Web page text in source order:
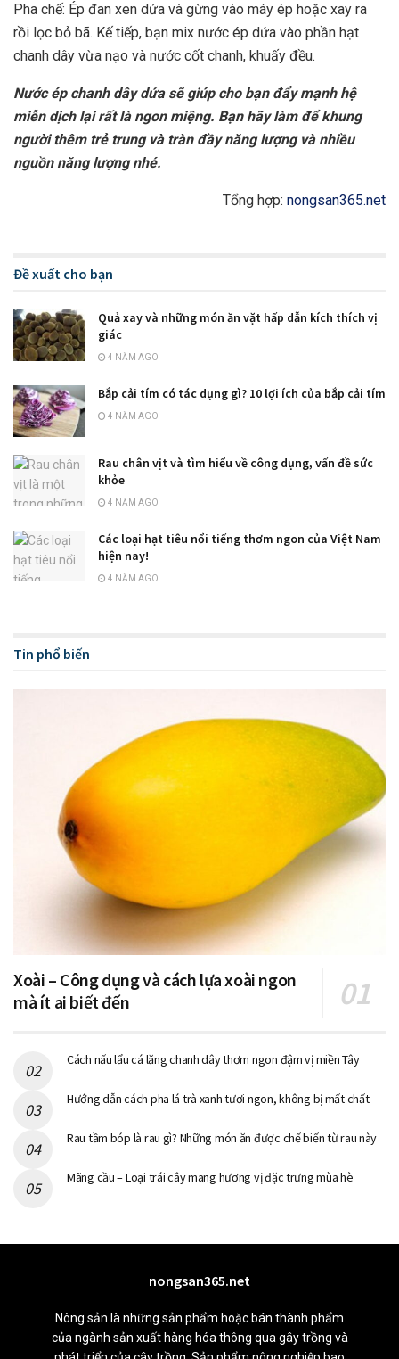
Pha chế: Ép đan xen dứa và gừng vào máy ép hoặc xay ra
rồi lọc bỏ bã. Kế tiếp, bạn mix nước ép dứa vào phần hạt
chanh dây vừa nạo và nước cốt chanh, khuấy đều.
Nước ép chanh dây dứa sẽ giúp cho bạn đẩy mạnh hệ
miễn dịch lại rất là ngon miệng. Bạn hãy làm để khung
người thêm trẻ trung và tràn đầy năng lượng và nhiều
nguồn năng lượng nhé.
Tổng hợp: nongsan365.net
Đề xuất cho bạn
Quả xay và những món ăn vặt hấp dẫn kích thích vị
giác
4 NĂM AGO
Bắp cải tím có tác dụng gì? 10 lợi ích của bắp cải tím
4 NĂM AGO
Rau chân vịt và tìm hiểu về công dụng, vấn đề sức
khỏe
4 NĂM AGO
Các loại hạt tiêu nổi tiếng thơm ngon của Việt Nam
hiện nay!
4 NĂM AGO
Tin phổ biến
Xoài – Công dụng và cách lựa xoài ngon
mà ít ai biết đến
Cách nấu lẩu cá lăng chanh dây thơm ngon đậm vị miền Tây
Hướng dẫn cách pha lá trà xanh tươi ngon, không bị mất chất
Rau tầm bóp là rau gì? Những món ăn được chế biến từ rau này
Mãng cầu – Loại trái cây mang hương vị đặc trưng mùa hè
nongsan365.net
Nông sản là những sản phẩm hoặc bán thành phẩm
của ngành sản xuất hàng hóa thông qua gây trồng và